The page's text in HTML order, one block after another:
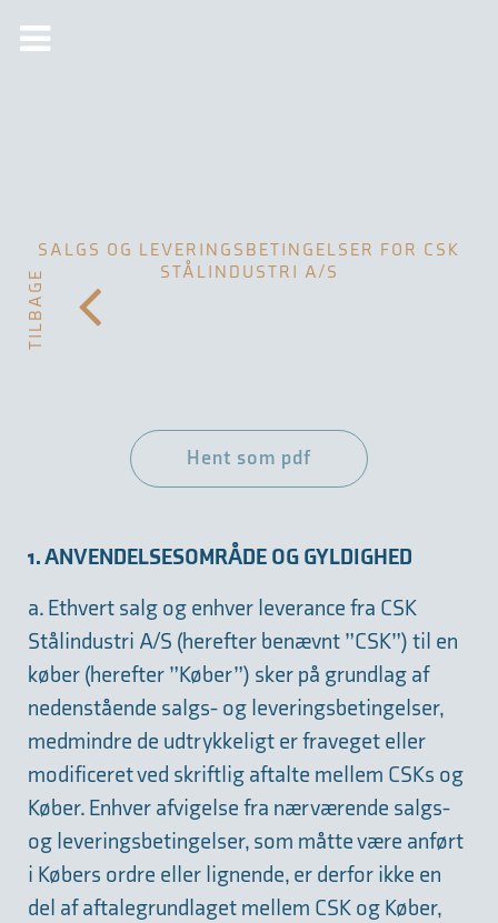
TILBAGE
SALGS OG LEVERINGSBETINGELSER FOR CSK
STÅLINDUSTRI A/S
Hent som pdf
1. ANVENDELSESOMRÅDE OG GYLDIGHED
a. Ethvert salg og enhver leverance fra CSK
Stålindustri A/S (herefter benævnt ”CSK”) til en
køber (herefter ”Køber”) sker på grundlag af
nedenstående salgs- og leveringsbetingelser,
medmindre de udtrykkeligt er fraveget eller
modificeret ved skriftlig aftalte mellem CSKs og
Køber. Enhver afvigelse fra nærværende salgs-
og leveringsbetingelser, som måtte være anført
i Købers ordre eller lignende, er derfor ikke en
del af aftalegrundlaget mellem CSK og Køber,